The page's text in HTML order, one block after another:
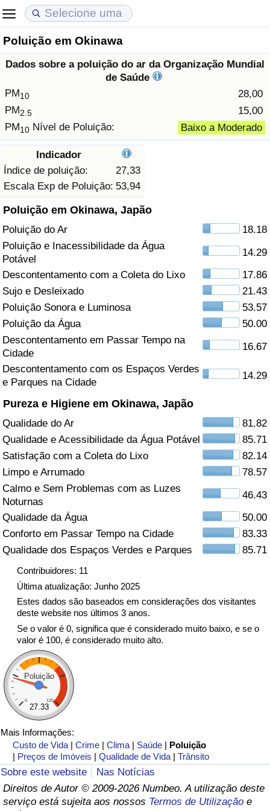
Poluição em Okinawa
Dados sobre a poluição do ar da Organização Mundial
de Saúde
PM10
28,00
PM2.5
15,00
PM10 Nível de Poluição: Baixo a Moderado
Indicador
Índice de poluição:
27,33
Escala Exp de Poluição: 53,94
Poluição em Okinawa, Japão
Poluição do Ar
18.18
Poluição e Inacessibilidade da Água
Potável
14.29
Descontentamento com a Coleta do Lixo
17.86
Sujo e Desleixado
21.43
Poluição Sonora e Luminosa
53.57
Poluição da Água
50.00
Descontentamento em Passar Tempo na
Cidade
16.67
Descontentamento com os Espaços Verdes
e Parques na Cidade
14.29
Pureza e Higiene em Okinawa, Japão
Qualidade do Ar
81.82
Qualidade e Acessibilidade da Água Potável
85.71
Satisfação com a Coleta do Lixo
82.14
Limpo e Arrumado
78.57
Calmo e Sem Problemas com as Luzes
Noturnas
46.43
Qualidade da Água
50.00
Conforto em Passar Tempo na Cidade
83.33
Qualidade dos Espaços Verdes e Parques
85.71
Contribuidores: 11
Última atualização: Junho 2025
Estes dados são baseados em considerações dos visitantes
deste website nos últimos 3 anos.
Se o valor é 0, significa que é considerado muito baixo, e se o
valor é 100, é considerado muito alto.
Poluição
0 120
27.33
Mais Informações:
Custo de Vida |Crime |Clima | Saúde | Poluição
| Preços de Imóveis |Qualidade de Vida |Trânsito
Sobre este website
Nas Notícias
Direitos de Autor © 2009-2026 Numbeo. A utilização deste
serviço está sujeita aos nossos Termos de Utilização e
Custo de Vida
Indicador de Custo de Vida (Atual)
Indicador de Custo de Vida
em Aqaba
Preços de Imóveis
Indicador de Preços de Imóveis (Atual)
Indicador de Preços de Imóveis
Indicador de Preços de Imóveis por País
Qualidade de Vida
Indicador de Qualidade de Vida
Indicador de Qualidade de Vida (Atual)
Crime
Taxa do Indicador de Crime (Atual)
Indicador de Crime
Índice de criminalidade por país
Saúde
Indicador de Saúde (Atual)
Indicador de Saúde
Indicador de Saúde por País
Indicador de Poluição (Atual)
Índice de poluição
Indicador de Poluição por País
Trânsito
Indicador de Trânsito
Indicador de Trânsito (Atual)
Indicador de Trânsito por País